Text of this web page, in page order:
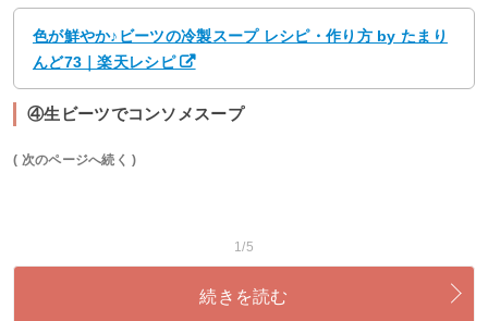
色が鮮やか♪ビーツの冷製スープ レシピ・作り方 by たまり
んど73｜楽天レシピ
④生ビーツでコンソメスープ
( 次のページへ続く )
1/5
続きを読む